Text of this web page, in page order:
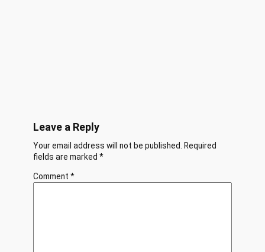
Leave a Reply
Your email address will not be published.
Required
fields are marked *
Comment *